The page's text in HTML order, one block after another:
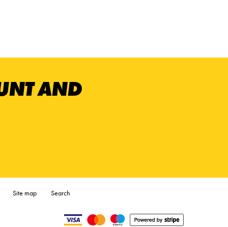
AND
Site map Search